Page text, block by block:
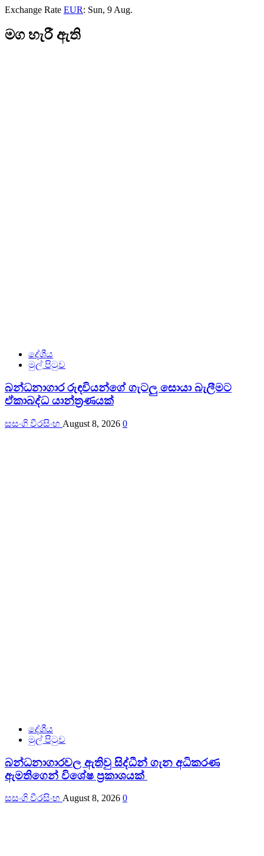
Exchange Rate EUR: Sun, 9 Aug.
මග හැරී ඇති
දේශීය
මුල් පිටුව
බන්ධනාගාර රුඳවියන්ගේ ගැටලු සොයා බැලීමට
ඒකාබද්ධ යාන්ත්‍රණයක්
සසංගි වීරසිංහ August 8, 2026 0
දේශීය
මුල් පිටුව
බන්ධනාගාරවල ඇතිවු සිද්ධීන් ගැන අධිකරණ
ඇමතිගෙන් විශේෂ ප්‍රකාශයක්
සසංගි වීරසිංහ August 8, 2026 0